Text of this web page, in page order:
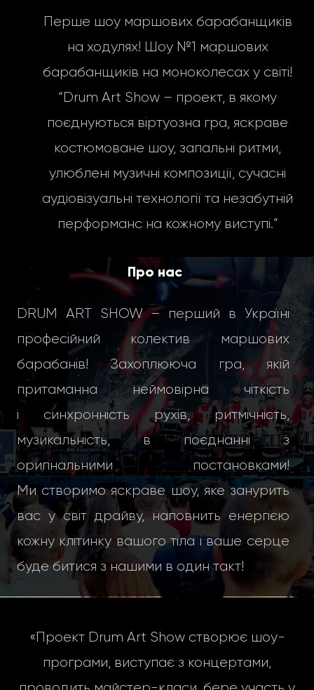
Перше шоу маршових барабанщиків
на ходулях! Шоу №1 маршових
барабанщиків на моноколесах у світі!
“Drum Art Show – проект, в якому
поєднуються віртуозна гра, яскраве
костюмоване шоу, запальні ритми,
улюблені музичні композиції, сучасні
аудіовізуальні технології та незабутній
перформанс на кожному виступі.”
Про нас
DRUM ART SHOW – перший в Україні
професійний колектив маршових
барабанів! Захоплююча гра, якій
притаманна неймовірна чіткість
і синхронність рухів, ритмічність,
музикальність, в поєднанні з
оригінальними постановками!
Ми створимо яскраве шоу, яке занурить
вас у світ драйву, наповнить енергією
кожну клітинку вашого тіла і ваше серце
буде битися з нашими в один такт!
«Проект Drum Art Show створює шоу-
програми, виступає з концертами,